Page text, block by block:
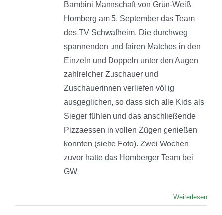
Bambini Mannschaft von Grün-Weiß
Homberg am 5. September das Team
des TV Schwafheim. Die durchweg
spannenden und fairen Matches in den
Einzeln und Doppeln unter den Augen
zahlreicher Zuschauer und
Zuschauerinnen verliefen völlig
ausgeglichen, so dass sich alle Kids als
Sieger fühlen und das anschließende
Pizzaessen in vollen Zügen genießen
konnten (siehe Foto). Zwei Wochen
zuvor hatte das Homberger Team bei
GW
Weiterlesen